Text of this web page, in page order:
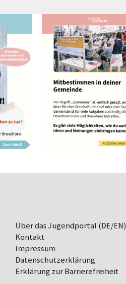
Über das Jugendportal (DE/EN)
Kontakt
Impressum
Datenschutz­erklärung
Erklärung zur Barrierefreiheit